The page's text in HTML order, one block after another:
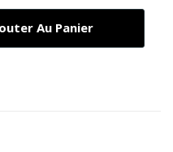
Au Panier